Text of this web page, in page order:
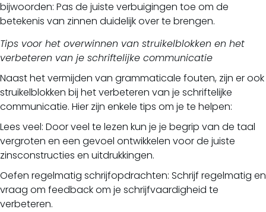
bijwoorden: Pas de juiste verbuigingen toe om de
betekenis van zinnen duidelijk over te brengen.
Tips voor het overwinnen van struikelblokken en het
verbeteren van je schriftelijke communicatie
Naast het vermijden van grammaticale fouten, zijn er ook
struikelblokken bij het verbeteren van je schriftelijke
communicatie. Hier zijn enkele tips om je te helpen:
Lees veel: Door veel te lezen kun je je begrip van de taal
vergroten en een gevoel ontwikkelen voor de juiste
zinsconstructies en uitdrukkingen.
Oefen regelmatig schrijfopdrachten: Schrijf regelmatig en
vraag om feedback om je schrijfvaardigheid te
verbeteren.